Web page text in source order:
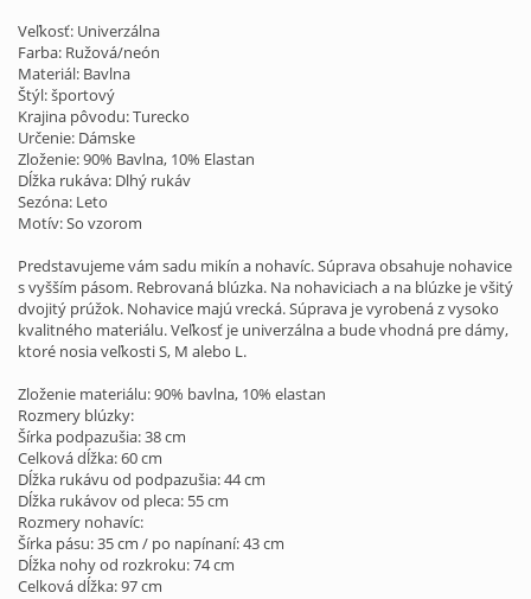
Veľkosť: Univerzálna
Farba: Ružová/neón
Materiál: Bavlna
Štýl: športový
Krajina pôvodu: Turecko
Určenie: Dámske
Zloženie: 90% Bavlna, 10% Elastan
Dĺžka rukáva: Dlhý rukáv
Sezóna: Leto
Motív: So vzorom
Predstavujeme vám sadu mikín a nohavíc. Súprava obsahuje nohavice
s vyšším pásom. Rebrovaná blúzka. Na nohaviciach a na blúzke je všitý
dvojitý prúžok. Nohavice majú vrecká. Súprava je vyrobená z vysoko
kvalitného materiálu. Veľkosť je univerzálna a bude vhodná pre dámy,
ktoré nosia veľkosti S, M alebo L.
Zloženie materiálu: 90% bavlna, 10% elastan
Rozmery blúzky:
Šírka podpazušia: 38 cm
Celková dĺžka: 60 cm
Dĺžka rukávu od podpazušia: 44 cm
Dĺžka rukávov od pleca: 55 cm
Rozmery nohavíc:
Šírka pásu: 35 cm / po napínaní: 43 cm
Dĺžka nohy od rozkroku: 74 cm
Celková dĺžka: 97 cm